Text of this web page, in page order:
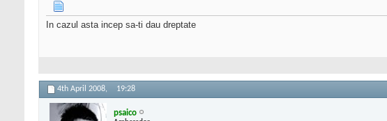
In cazul asta incep sa-ti dau dreptate
4th April 2008, 19:28
psaico